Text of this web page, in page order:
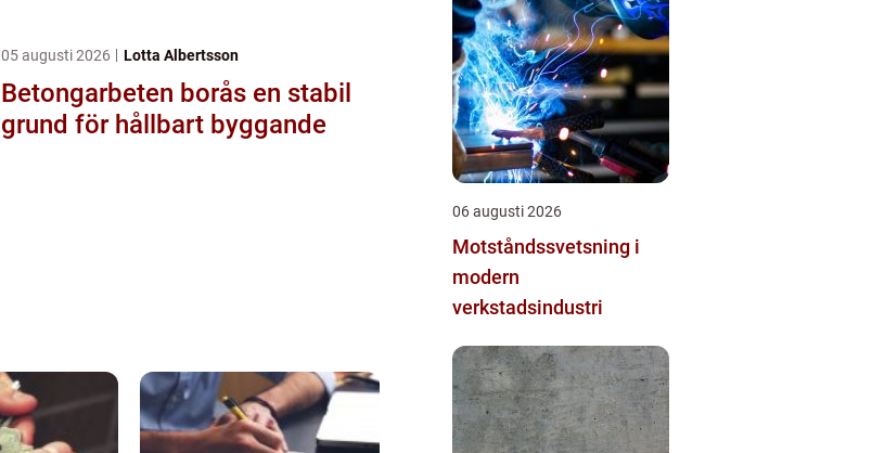
05 augusti 2026 Lotta Albertsson
Betongarbeten borås en stabil
grund för hållbart byggande
06 augusti 2026
Motståndssvetsning i
modern
verkstadsindustri